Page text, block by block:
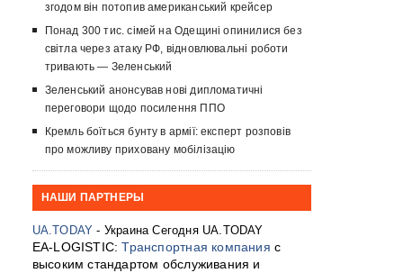
згодом він потопив американський крейсер
Понад 300 тис. сімей на Одещині опинилися без
світла через атаку РФ, відновлювальні роботи
тривають — Зеленський
Зеленський анонсував нові дипломатичні
переговори щодо посилення ППО
Кремль боїться бунту в армії: експерт розповів
про можливу приховану мобілізацію
НАШИ ПАРТНЕРЫ
UA.TODAY - Украина Сегодня UA.TODAY
EA-LOGISTIC:Транспортная компания с
высоким стандартом обслуживания и